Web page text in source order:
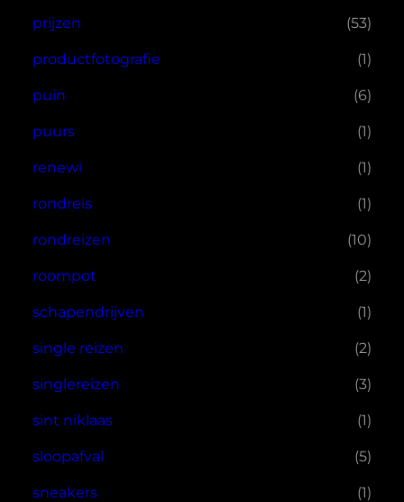
prijzen (53)
productfotografie (1)
puin (6)
puurs (1)
renewi (1)
rondreis (1)
rondreizen (10)
roompot (2)
schapendrijven (1)
single reizen (2)
singlereizen (3)
sint niklaas (1)
sloopafval (5)
sneakers (1)